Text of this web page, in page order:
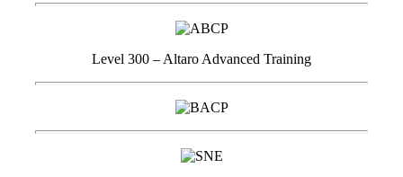
Level 300 – Altaro Advanced Training